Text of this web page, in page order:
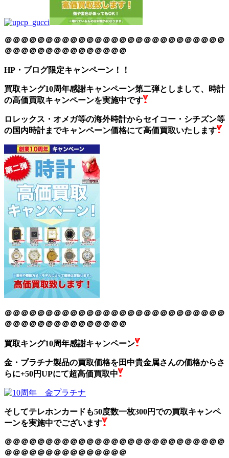
＠＠＠＠＠＠＠＠＠＠＠＠＠＠＠＠＠＠＠＠＠＠＠＠＠＠＠
＠＠＠＠＠＠＠＠＠＠＠＠＠＠＠
HP・ブログ限定キャンペーン！！
買取キング10周年感謝キャンペーン第二弾としまして、時計
の高価買取キャンペーンを実施中です
ロレックス・オメガ等の海外時計からセイコー・シチズン等
の国内時計までキャンペーン価格にて高価買取いたします
＠＠＠＠＠＠＠＠＠＠＠＠＠＠＠＠＠＠＠＠＠＠＠＠＠＠＠
＠＠＠＠＠＠＠＠＠＠＠＠＠＠＠
買取キング10周年感謝キャンペーン
金・プラチナ製品の買取価格を田中貴金属さんの価格からさ
らに+50円UPにて超高価買取中
そしてテレホンカードも50度数一枚300円での買取キャンペ
ーンを実施中でございます
＠＠＠＠＠＠＠＠＠＠＠＠＠＠＠＠＠＠＠＠＠＠＠＠＠＠＠
＠＠＠＠＠＠＠＠＠＠＠＠＠＠＠